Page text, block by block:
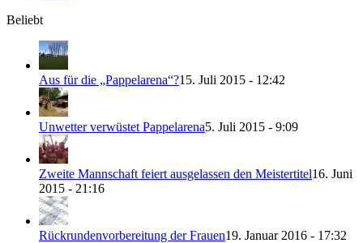
Beliebt
Aus für die „Pappelarena“?15. Juli 2015 - 12:42
Unwetter verwüstet Pappelarena5. Juli 2015 - 9:09
Zweite Mannschaft feiert ausgelassen den Meistertitel16. Juni
2015 - 21:16
Rückrundenvorbereitung der Frauen19. Januar 2016 - 17:32